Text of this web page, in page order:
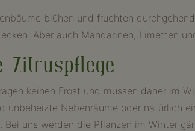
blühen und fruchten
Aber auch Mandarinen, Limetten
Zitruspflege
keinen Frost und müssen daher im
Nebenräume oder natürlich
uns werden die Pflanzen im Winter